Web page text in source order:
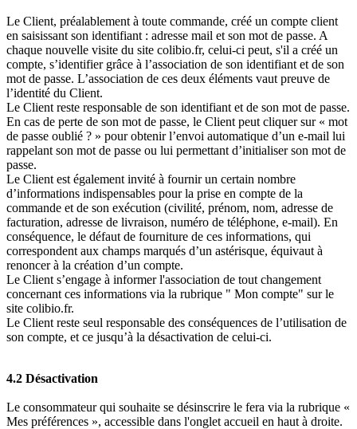
Le Client, préalablement à toute commande, créé un compte client
en saisissant son identifiant : adresse mail et son mot de passe. A
chaque nouvelle visite du site colibio.fr, celui-ci peut, s'il a créé un
compte, s’identifier grâce à l’association de son identifiant et de son
mot de passe. L’association de ces deux éléments vaut preuve de
l’identité du Client.
Le Client reste responsable de son identifiant et de son mot de passe.
En cas de perte de son mot de passe, le Client peut cliquer sur « mot
de passe oublié ? » pour obtenir l’envoi automatique d’un e-mail lui
rappelant son mot de passe ou lui permettant d’initialiser son mot de
passe.
Le Client est également invité à fournir un certain nombre
d’informations indispensables pour la prise en compte de la
commande et de son exécution (civilité, prénom, nom, adresse de
facturation, adresse de livraison, numéro de téléphone, e-mail). En
conséquence, le défaut de fourniture de ces informations, qui
correspondent aux champs marqués d’un astérisque, équivaut à
renoncer à la création d’un compte.
Le Client s’engage à informer l'association de tout changement
concernant ces informations via la rubrique " Mon compte" sur le
site colibio.fr.
Le Client reste seul responsable des conséquences de l’utilisation de
son compte, et ce jusqu’à la désactivation de celui-ci.
4.2 Désactivation
Le consommateur qui souhaite se désinscrire le fera via la rubrique «
Mes préférences », accessible dans l'onglet accueil en haut à droite.